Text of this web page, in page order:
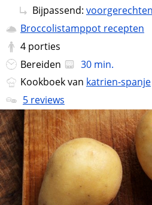
Bijpassend: voorgerechten
Broccolistamppot recepten
4 porties
Bereiden
30 min.
Kookboek van katrien-spanje
5 reviews